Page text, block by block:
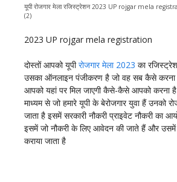
यूपी रोजगार मेला रजिस्ट्रेशन 2023 UP rojgar mela
(2)
2023 UP rojgar mela registration
दोस्तों आपको यूपीरोजगार मेला 2023 का
उसका ऑनलाइन पंजीकरण है जो वह सब कैसे
आपको यहां पर मिल जाएगी कैसे-कैसे आपको करना है
माध्यम से जो हमारे यूपी के बेरोजगार युवा हैं उनको
जाता है इसमें सरकारी नौकरी प्राइवेट नौकरी का
इसमें जो नौकरी के लिए आवेदन की जाते हैं और उसमें
कराया जाता है